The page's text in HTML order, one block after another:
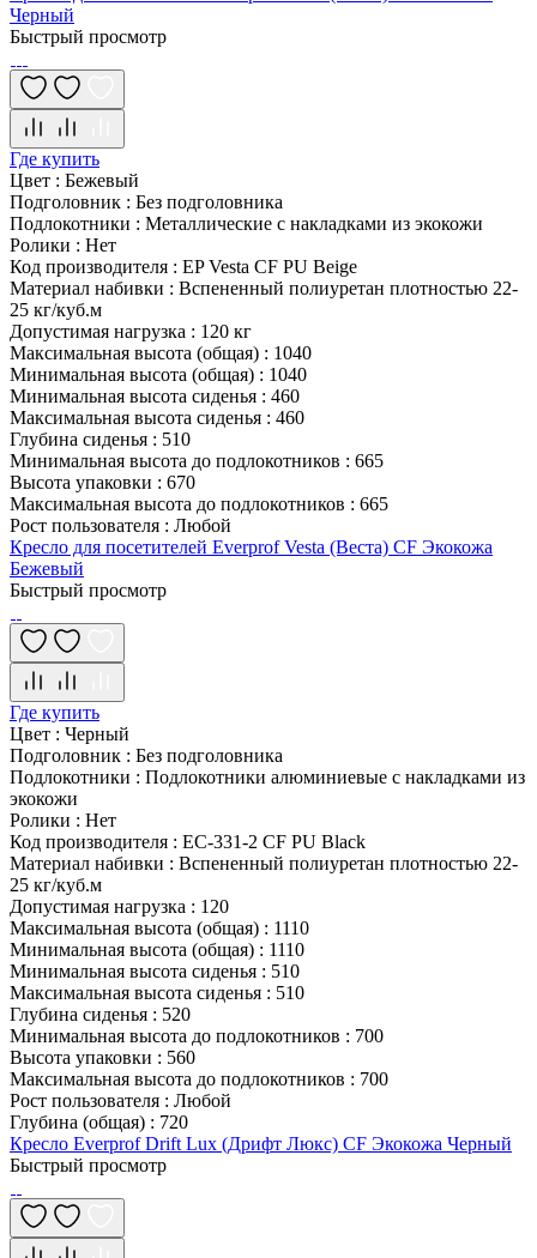
Черный
Быстрый просмотр
Где купить
Цвет : Бежевый
Подголовник : Без подголовника
Подлокотники : Металлические с накладками из экокожи
Ролики : Нет
Код производителя : EP Vesta CF PU Beige
Материал набивки : Вспененный полиуретан плотностью 22-
25 кг/куб.м
Допустимая нагрузка : 120 кг
Максимальная высота (общая) : 1040
Минимальная высота (общая) : 1040
Минимальная высота сиденья : 460
Максимальная высота сиденья : 460
Глубина сиденья : 510
Минимальная высота до подлокотников : 665
Высота упаковки : 670
Максимальная высота до подлокотников : 665
Рост пользователя : Любой
Кресло для посетителей Everprof Vesta (Веста) CF Экокожа
Бежевый
Быстрый просмотр
Где купить
Цвет : Черный
Подголовник : Без подголовника
Подлокотники : Подлокотники алюминиевые с накладками из
экокожи
Ролики : Нет
Код производителя : EC-331-2 CF PU Black
Материал набивки : Вспененный полиуретан плотностью 22-
25 кг/куб.м
Допустимая нагрузка : 120
Максимальная высота (общая) : 1110
Минимальная высота (общая) : 1110
Минимальная высота сиденья : 510
Максимальная высота сиденья : 510
Глубина сиденья : 520
Минимальная высота до подлокотников : 700
Высота упаковки : 560
Максимальная высота до подлокотников : 700
Рост пользователя : Любой
Глубина (общая) : 720
Кресло Everprof Drift Lux (Дрифт Люкс) CF Экокожа Черный
Быстрый просмотр